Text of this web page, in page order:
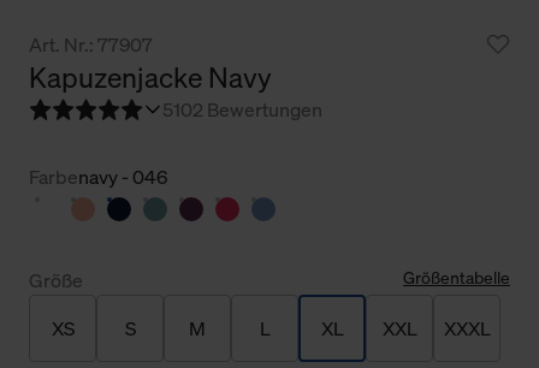
Art. Nr.: 77907
Kapuzenjacke Navy
5102 Bewertungen
Farbenavy - 046
Größe Größentabelle
XS S M L XL XXL XXXL